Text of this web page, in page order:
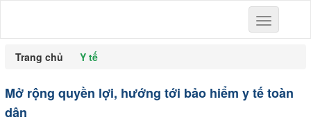
Toggle
navigation
Trang chủ
Y tế
Mở rộng quyền lợi, hướng tới bảo hiểm y tế toàn
dân